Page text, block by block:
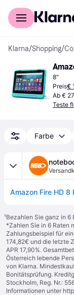
Für Shopper
Klarna/Shopping/
8"
Preis€
Ab €
Teste
Farbe
¹Bezahlen Sie ganz in 6
*Zahlen Sie in 6 Raten
Zahlungsbeispiel für
174,82€ und die letzte
APR 17,90%.
Österreich lebende
von Klarna.
Bonitätsprüfung.
Stockholm, Reg. Nr.:
Informationen unter